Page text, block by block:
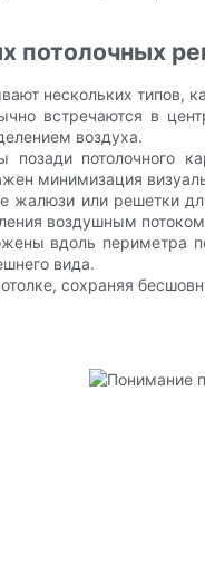
потолочных
нескольких типов,
встречаются в
воздуха.
позади потолочного
минимизация
жалюзи или решетки
воздушным
вдоль периметра
вида.
сохраняя